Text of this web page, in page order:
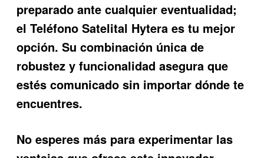
preparado ante cualquier eventualidad;
elTeléfono Satelital Hytera es tu mejor
opción. Su combinación única de
robustez y funcionalidad asegura que
estés comunicado sin importar dónde te
encuentres.
No esperes más para experimentar las